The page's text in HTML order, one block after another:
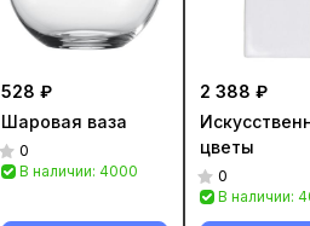
528 ₽
Шаровая ваза
0
В наличии: 4000
2 388 ₽
цветы
0
В наличии: